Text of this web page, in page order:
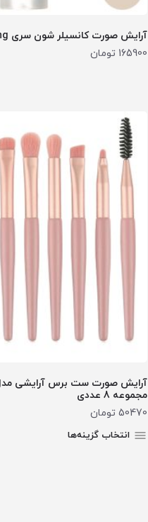
آرایش صورت کانسیلر شون سری Appealing شماره A02
165900 تومان
مجموعه 8 عددی
50470 تومان
انتخاب گزینه‌ها